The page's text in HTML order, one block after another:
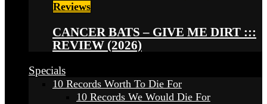
Reviews
CANCER BATS – GIVE ME DIRT :::
REVIEW (2026)
Specials
10 Records Worth To Die For
10 Records We Would Die For